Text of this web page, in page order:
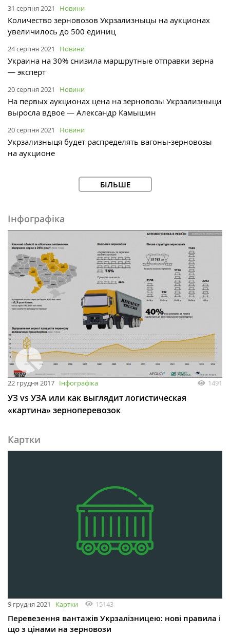
31 серпня 2021 Новини
Количество зерновозов Укрзализныцы на аукционах
увеличилось до 500 единиц
24 серпня 2021 Новини
Украина на 30% снизила маршрутные отправки зерна
— эксперт
20 серпня 2021 Новини
На первых аукционах цена на зерновозы Укрзализныци
выросла вдвое — Александр Камышин
20 серпня 2021 Новини
Укрзализныця будет распределять вагоны-зерновозы
на аукционе
БІЛЬШЕ
Інфографіка
22 грудня 2017 Інфографіка 1491
УЗ vs УЗА или как выглядит логистическая
«картина» зерноперевозок
Картки
9 грудня 2021 Картки 15143
Перевезення вантажів Укрзалізницею: нові правила і
що з цінами на зерновози